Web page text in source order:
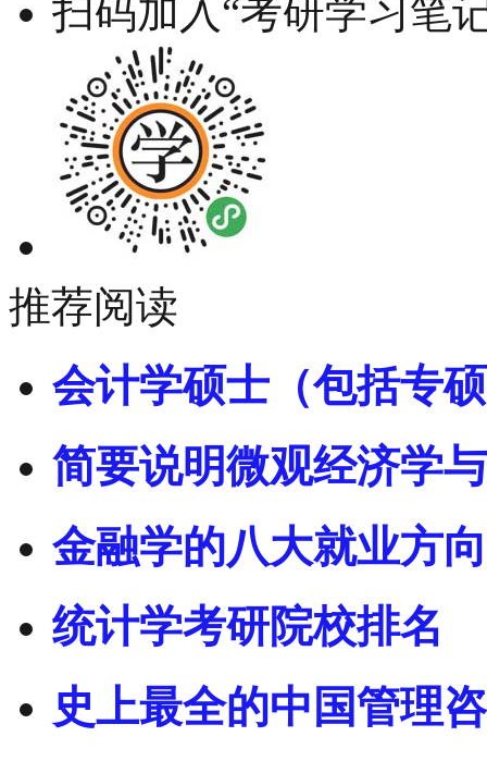
扫码加入“考研学习笔
推荐阅读
会计学硕士（包括专
简要说明微观经济学
金融学的八大就业方
统计学考研院校排名
史上最全的中国管理